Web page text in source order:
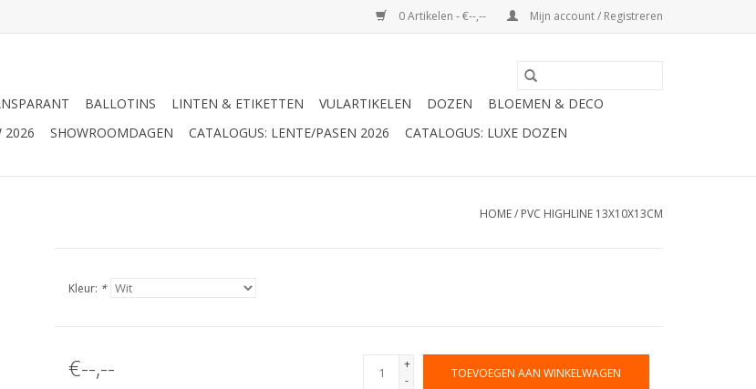
0 Artikelen - €--,-- Mijn account / Registreren
BALLOTINS LINTEN & ETIKETTEN VULARTIKELEN DOZEN
BLOEMEN & DECO
2026 SHOWROOMDAGEN CATALOGUS: LENTE/PASEN 2026 CATALOGUS: LUXE DOZEN
HOME/ PVC HIGHLINE 13X10X13CM
Kleur: *
€--,--
+
-
TOEVOEGEN AAN WINKELWAGEN